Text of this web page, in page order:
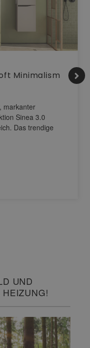
Minimalism
markanter
Sinea 3.0
Das trendige
UND